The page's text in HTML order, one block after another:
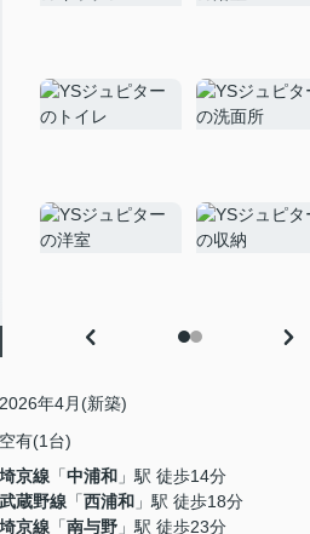
2026年4月(新築)
空有(1台)
埼京線 「中浦和 」駅 徒歩14分
武蔵野線 「西浦和 」駅 徒歩18分
埼京線 「南与野 」駅 徒歩23分